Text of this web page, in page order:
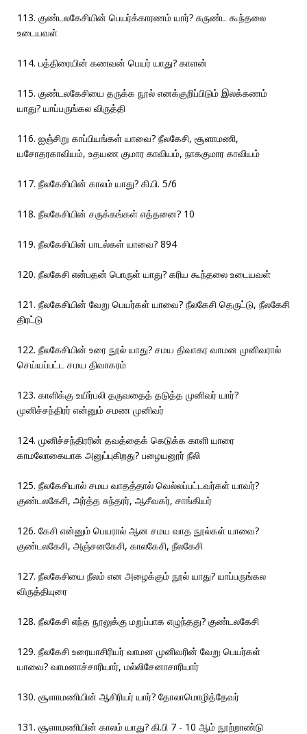
113. குண்டலகேசியின் பெயர்க்காரணம் யார்? சுருண்ட கூந்தலை
உடையவள்
114. பத்திரையின் கணவன் பெயர் யாது? காளன்
115. குண்டலகேசியை தருக்க நூல் எனக்குறிப்பிடும் இலக்கணம்
யாது? யாப்பருங்கல விருத்தி
116. ஐஞ்சிறு காப்பியங்கள் யாவை? நீலகேசி, சூளாமணி,
யசோதரகாவியம், உதயண குமார காவியம், நாககுமார காவியம்
117. நீலகேசியின் காலம் யாது? கி.பி. 5/6
118. நீலகேசியின் சருக்கங்கள் எத்தனை? 10
119. நீலகேசியின் பாடல்கள் யாவை? 894
120. நீலகேசி என்பதன் பொருள் யாது? கரிய கூந்தலை உடையவள்
121. நீலகேசியின் வேறு பெயர்கள் யாவை? நீலகேசி தெருட்டு, நீலகேசி
திரட்டு
122. நீலகேசியின் உரை நூல் யாது? சமய திவாகர வாமன முனிவரால்
செய்யப்பட்ட சமய திவாகரம்
123. காளிக்கு உயிர்பலி தருவதைத் தடுத்த முனிவர் யார்?
முனிச்சந்திரர் என்னும் சமண முனிவர்
124. முனிச்சந்திரரின் தவத்தைக் கெடுக்க காளி யாரை
காமலோகையாக அனுப்புகிறது? பழையனூர் நீலி
125. நீலகேசியால் சமய வாதத்தால் வெல்லப்பட்டவர்கள் யாவர்?
குண்டலகேசி, அர்த்த சுந்தரர், ஆசீவகர், சாங்கியர்
126. கேசி என்னும் பெயரால் ஆன சமய வாத நூல்கள் யாவை?
குண்டலகேசி, அஞ்சனகேசி, காலகேசி, நீலகேசி
127. நீலகேசியை நீலம் என அழைக்கும் நூல் யாது? யாப்பருங்கல
விருத்தியுரை
128. நீலகேசி எந்த நூலுக்கு மறுப்பாக எழுந்தது? குண்டலகேசி
129. நீலகேசி உரையாசிரியர் வாமன முனிவரின் வேறு பெயர்கள்
யாவை? வாமனாச்சாரியார், மல்லிசேனாசாரியார்
130. சூளாமணியின் ஆசிரியர் யார்? தோலாமொழித்தேவர்
131. சூளாமணியின் காலம் யாது? கி.பி 7 - 10 ஆம் நூற்றாண்டு